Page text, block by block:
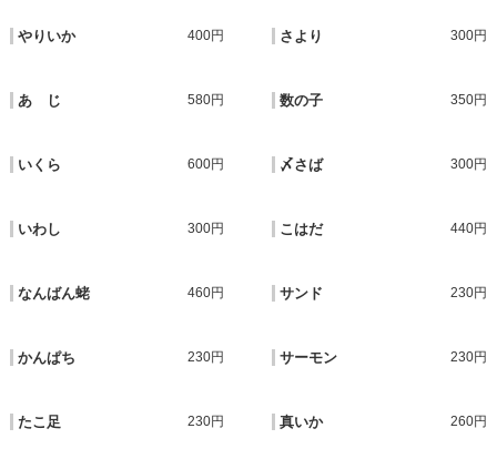
やりいか 400円 さより 300円
あ じ 580円 数の子 350円
いくら 600円 〆さば 300円
いわし 300円 こはだ 440円
なんばん蛯 460円 サンド 230円
かんぱち 230円 サーモン 230円
たこ足 230円 真いか 260円